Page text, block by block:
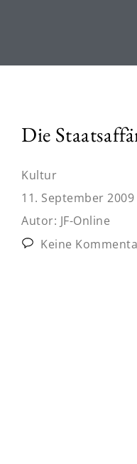
Die
Kultur
11. September 2009
Autor: JF-Online
Keine